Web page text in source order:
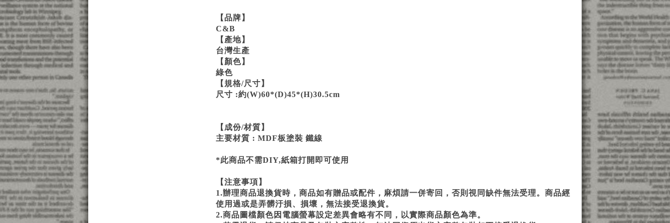
【品牌】
C&B
【產地】
台灣生產
【顏色】
綠色
【規格/尺寸】
尺寸 :約(W)60*(D)45*(H)30.5cm
【成份/材質】
主要材質 : MDF板塗裝 鐵線
*此商品不需DIY,紙箱打開即可使用
【注意事項】
1.辦理商品退換貨時，商品如有贈品或配件，麻煩請一併寄回，否則視同缺件無法受理。商品經
使用過或是弄髒汙損、損壞，無法接受退換貨。
2.商品圖檔顏色因電腦螢幕設定差異會略有不同，以實際商品顏色為準。